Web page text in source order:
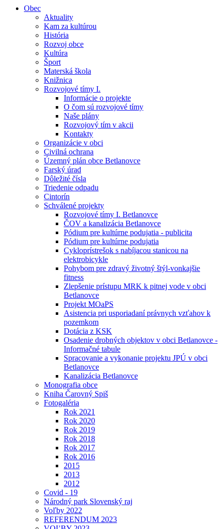
Obec
Aktuality
Kam za kultúrou
História
Rozvoj obce
Kultúra
Šport
Materská škola
Knižnica
Rozvojové tímy I.
Informácie o projekte
O čom sú rozvojové tímy
Naše plány
Rozvojový tím v akcii
Kontakty
Organizácie v obci
Civilná ochrana
Územný plán obce Betlanovce
Farský úrad
Dôležité čísla
Triedenie odpadu
Cintorín
Schválené projekty
Rozvojové tímy I. Betlanovce
ČOV a kanalizácia Betlanovce
Pódium pre kultúrne podujatia - publicita
Pódium pre kultúrne podujatia
Cykloprístrešok s nabíjacou stanicou na
elektrobicykle
Pohybom pre zdravý životný štýl-vonkajšie
fitness
Zlepšenie prístupu MRK k pitnej vode v obci
Betlanovce
Projekt MOaPS
Asistencia pri usporiadaní právnych vzťahov k
pozemkom
Dotácia z KSK
Osadenie drobných objektov v obci Betlanovce -
Informačné tabule
Spracovanie a vykonanie projektu JPÚ v obci
Betlanovce
Kanalizácia Betlanovce
Monografia obce
Kniha Čarovný Spiš
Fotogaléria
Rok 2021
Rok 2020
Rok 2019
Rok 2018
Rok 2017
Rok 2016
2015
2013
2012
Covid - 19
Národný park Slovenský raj
Voľby 2022
REFERENDUM 2023